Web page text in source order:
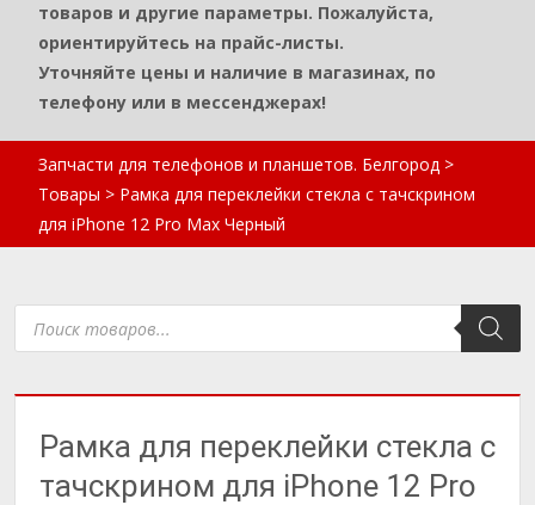
товаров и другие параметры. Пожалуйста,
ориентируйтесь на прайс-листы.
Уточняйте цены и наличие в магазинах, по
телефону или в мессенджерах!
Запчасти для телефонов и планшетов. Белгород >
Товары > Рамка для переклейки стекла с тачскрином
для iPhone 12 Pro Max Черный
Поиск
товаров
Рамка для переклейки стекла с
тачскрином для iPhone 12 Pro